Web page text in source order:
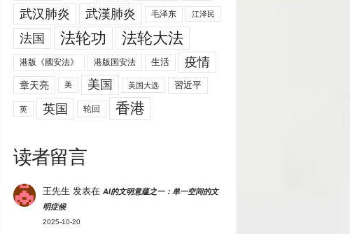
武汉肺炎 武漢肺炎 毛泽东 江泽民
法国 法轮功 法轮大法
港版《國安法》 港版国安法 生活 疫情
章天亮 美 美国 美国大选 習近平
英 英国 轮回 香港
读者留言
王先生 发表在 AI的文明意蕴之一：单一空间的文
明症候
2025-10-20